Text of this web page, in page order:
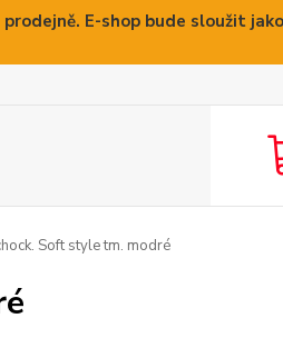
E-shop bude sloužit
Soft style tm. modré